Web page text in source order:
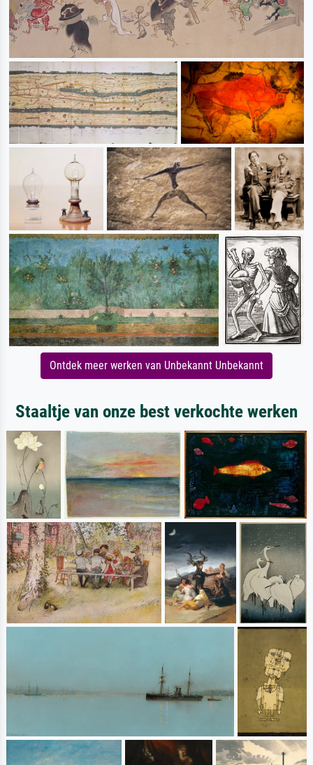
Ontdek meer werken van Unbekannt Unbekannt
Staaltje van onze best verkochte werken